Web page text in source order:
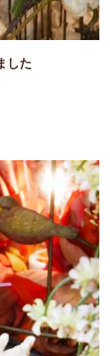
した